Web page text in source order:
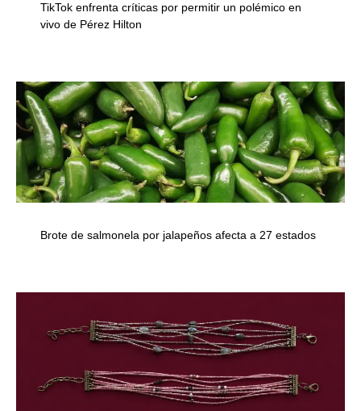
TikTok enfrenta críticas por permitir un polémico en
vivo de Pérez Hilton
Brote de salmonela por jalapeños afecta a 27 estados